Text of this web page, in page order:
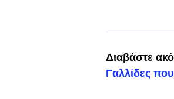
Διαβάστε
Γαλλίδες που